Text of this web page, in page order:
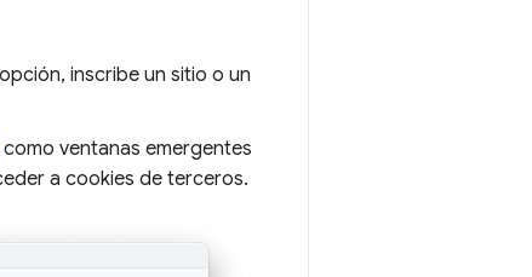
inscribe un sitio o un
como ventanas emergentes
a cookies de terceros.